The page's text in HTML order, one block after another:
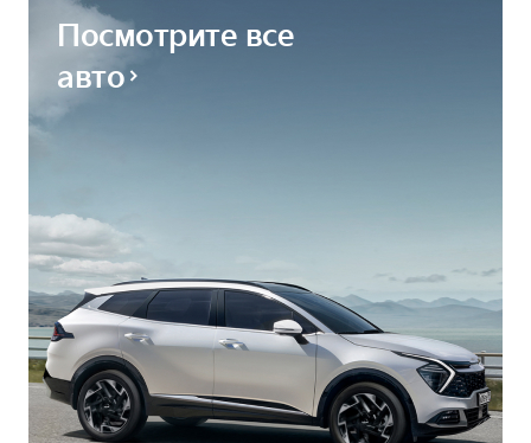
Посмотрите все
авто